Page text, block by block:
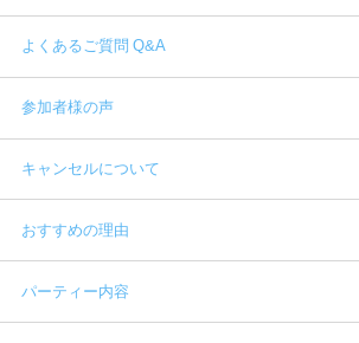
よくあるご質問 Q&A
参加者様の声
キャンセルについて
おすすめの理由
パーティー内容